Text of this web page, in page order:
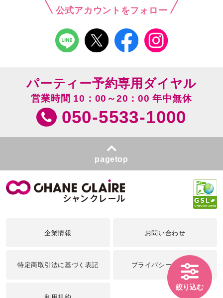
公式アカウントをフォロー
絞り込む
パーティー予約専用ダイヤル
営業時間 10：00～20：00 年中無休
050-5533-1000
pagetop
企業情報 お問い合わせ
特定商取引法に基づく表記 プライバシーポリシー